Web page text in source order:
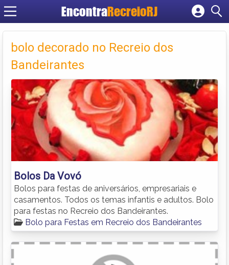
EncontraRecreioRJ
Cadastrar empresa
Criar conta
bolo decorado no Recreio dos
Bandeirantes
Bolos Da Vovó
Bolos para festas de aniversários, empresariais e
casamentos. Todos os temas infantis e adultos. Bolo
para festas no Recreio dos Bandeirantes.
Bolo para Festas em Recreio dos Bandeirantes